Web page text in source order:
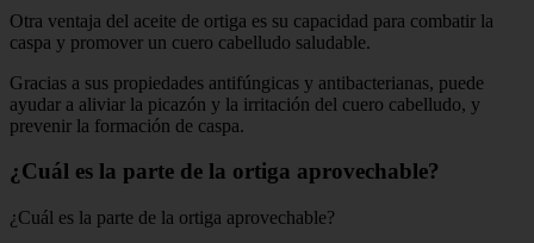
Otra ventaja del aceite de ortiga es su capacidad para combatir la
caspa y promover un cuero cabelludo saludable.
Gracias a sus propiedades antifúngicas y antibacterianas, puede
ayudar a aliviar la picazón y la irritación del cuero cabelludo, y
prevenir la formación de caspa.
¿Cuál es la parte de la ortiga aprovechable?
¿Cuál es la parte de la ortiga aprovechable?